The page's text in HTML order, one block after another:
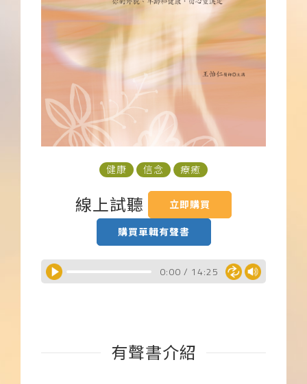
下載APP
常見問題
健康 信念 療癒
線上試聽
立即購買
購買單輯有聲書
0:00 / 14:25
有聲書介紹